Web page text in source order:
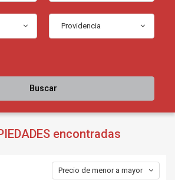
Providencia
Buscar
encontradas
Precio de menor a mayor